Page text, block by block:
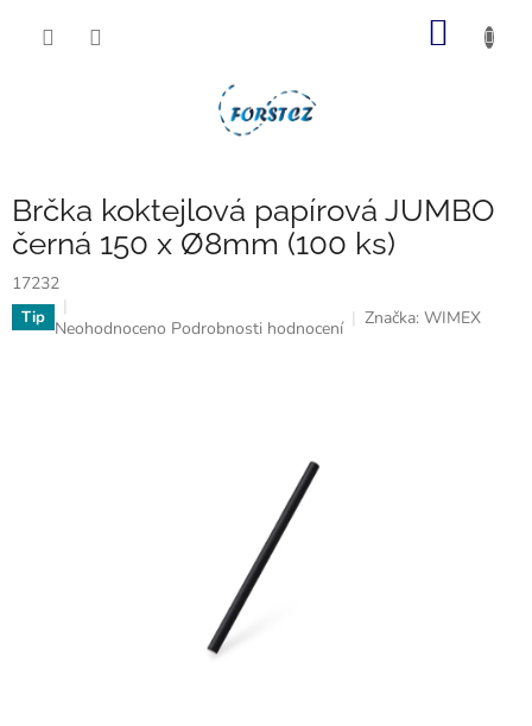
Brčka koktejlová papírová JUMBO
černá 150 x Ø8mm (100 ks)
17232
Tip Průměrné
Neohodnoceno Podrobnosti hodnocení Značka: WIMEX